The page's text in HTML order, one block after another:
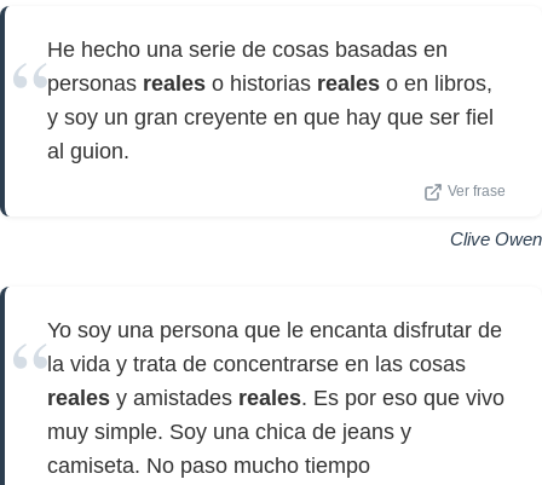
He hecho una serie de cosas basadas en
personas reales o historias reales o en libros,
y soy un gran creyente en que hay que ser fiel
al guion.
Ver frase
Clive Owen
Yo soy una persona que le encanta disfrutar de
la vida y trata de concentrarse en las cosas
reales y amistades reales. Es por eso que vivo
muy simple. Soy una chica de jeans y
camiseta. No paso mucho tiempo